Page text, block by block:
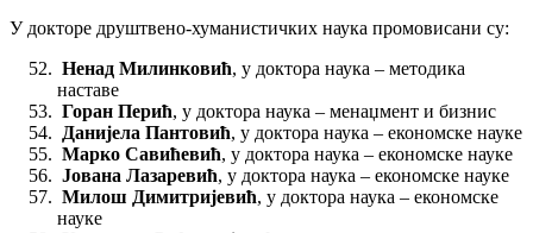
У докторе друштвено-хуманистичких наука промовисани су:
Ненад Милинковић, у доктора наука – методика
наставе
Горан Перић, у доктора наука – менаџмент и бизнис
Данијела Пантовић, у доктора наука – економске науке
Марко Савићевић, у доктора наука – економске науке
Јована Лазаревић, у доктора наука – економске науке
Милош Димитријевић, у доктора наука – економске
науке